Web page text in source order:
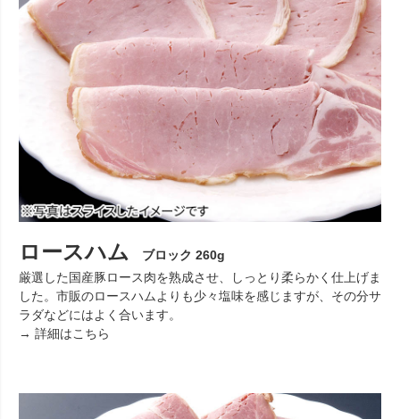
ロースハム ブロック 260g
厳選した国産豚ロース肉を熟成させ、しっとり柔らかく仕上げま
した。市販のロースハムよりも少々塩味を感じますが、その分サ
ラダなどにはよく合います。
→ 詳細はこちら